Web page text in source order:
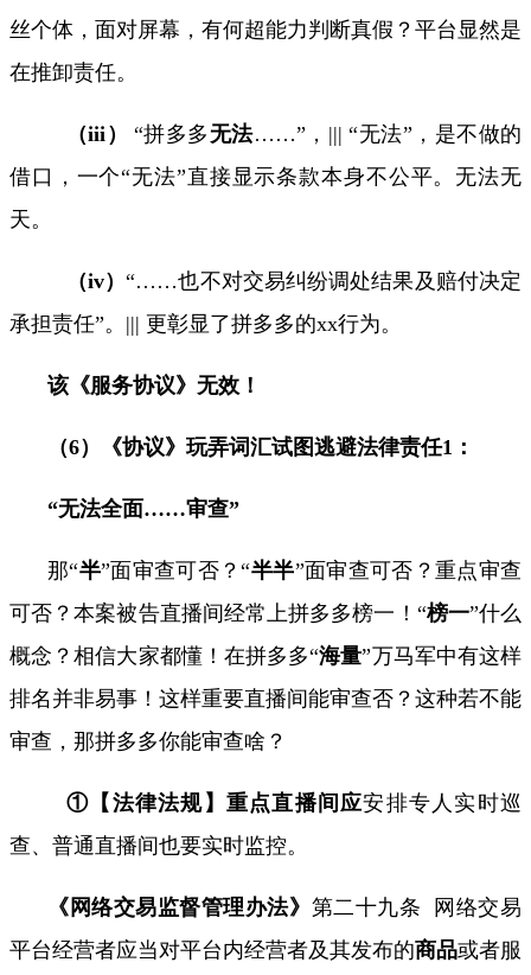
丝个体，面对屏幕，有何超能力判断真假？平台显然是
在推卸责任。
（iii ） “拼多多无法……”， |||“无法”，是不做的
借口，一个“无法”直接显示条款本身不公平。无法无
天。
（iv）“……也不对交易纠纷调处结果及赔付决定
承担责任”。 ||| 更彰显了拼多多的xx行为。
该《服务协议》无效！
（6）《协议》玩弄词汇试图逃避法律责任1 ：
“无法全面……审查”
那“半”面审查可否？“半半”面审查可否？重点审查
可否？本案被告直播间经常上拼多多榜一！ “榜一”什么
概念？相信大家都懂！在拼多多“海量”万马军中有这样
排名并非易事！这样重要直播间能审查否？这种若不能
审查，那拼多多你能审查啥？
①【法律法规】重点直播间应安排专人 实时巡
查、普通直播间也要实时监控。
《网络交易监督管理办法》 第二十九条
网络交易
平台经营者应当对平台内经营者及其发布的商品或者服